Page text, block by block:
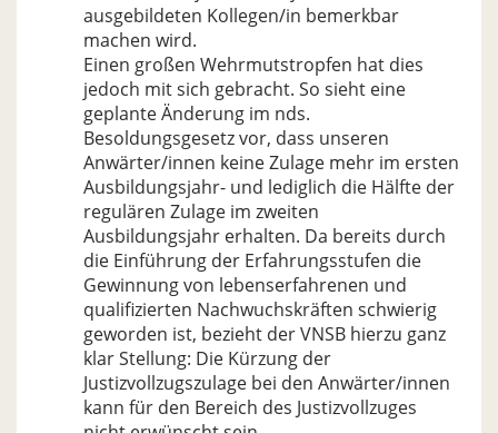
ausgebildeten Kollegen/in bemerkbar
machen wird.
Einen großen Wehrmutstropfen hat dies
jedoch mit sich gebracht. So sieht eine
geplante Änderung im nds.
Besoldungsgesetz vor, dass unseren
Anwärter/innen keine Zulage mehr im ersten
Ausbildungsjahr- und lediglich die Hälfte der
regulären Zulage im zweiten
Ausbildungsjahr erhalten. Da bereits durch
die Einführung der Erfahrungsstufen die
Gewinnung von lebenserfahrenen und
qualifizierten Nachwuchskräften schwierig
geworden ist, bezieht der VNSB hierzu ganz
klar Stellung: Die Kürzung der
Justizvollzugszulage bei den Anwärter/innen
kann für den Bereich des Justizvollzuges